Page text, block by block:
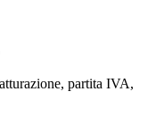
, partita IVA,